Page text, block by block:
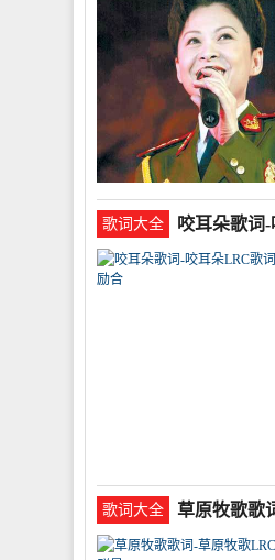
歌词大全 咬耳朵歌词
歌词大全 草原牧歌歌